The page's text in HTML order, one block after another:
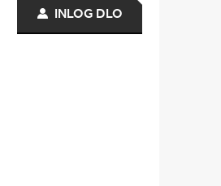
INLOG DLO